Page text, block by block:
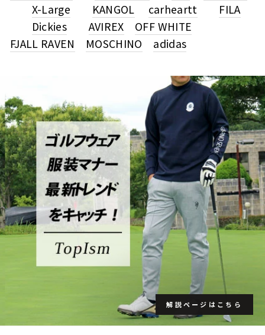
X-Large
KANGOL carheartt
FILA
Dickies
AVIREX
OFF WHITE
FJALL RAVEN
MOSCHINO adidas
解説ページはこちら